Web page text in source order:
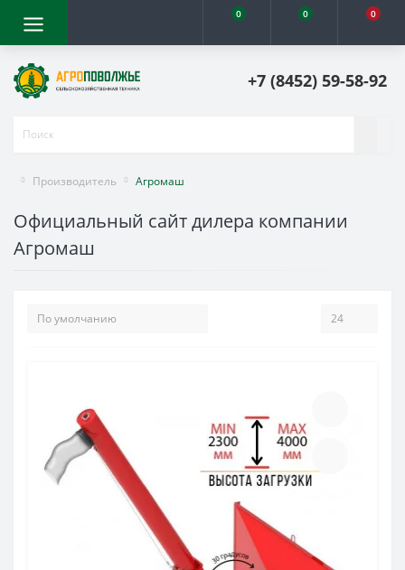
0 0 0
+7 (8452) 59-58-92
Производитель Агромаш
Официальный сайт дилера компании
Агромаш